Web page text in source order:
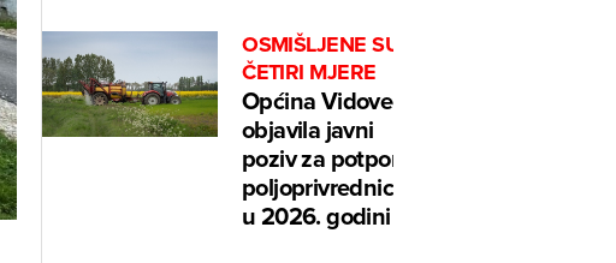
OSMIŠLJENE SU
ČETIRI MJERE
Općina Vidovec
objavila javni
poziv za potpore
poljoprivrednicima
u 2026. godini